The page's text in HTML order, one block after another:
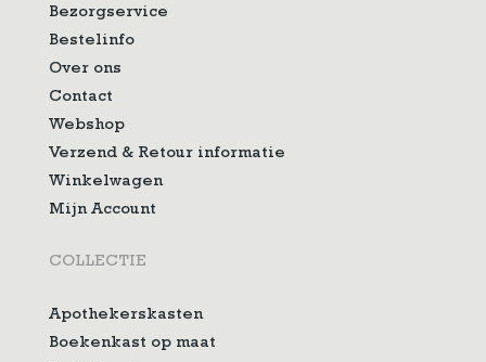
Bezorgservice
Bestelinfo
Over ons
Contact
Webshop
Verzend & Retour informatie
Winkelwagen
Mijn Account
COLLECTIE
Apothekerskasten
Boekenkast op maat